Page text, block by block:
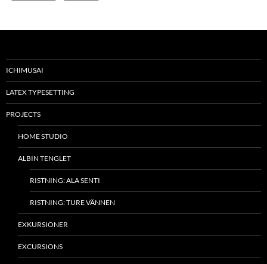
ICHIMUSAI
LATEX TYPESETTING
PROJECTS
HOME STUDIO
ALBIN TENGLET
RISTNING: ALA SENTI
RISTNING: TURE VÄNNEN
EXKURSIONER
EXCURSIONS